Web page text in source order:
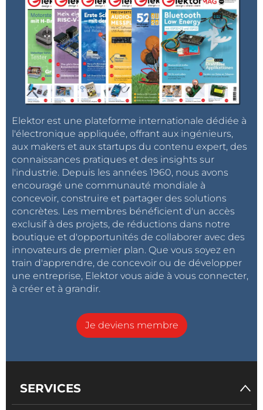
Elektor est une plateforme internationale dédiée à
l'électronique appliquée, offrant aux ingénieurs,
aux makers et aux startups du contenu expert, des
connaissances pratiques et des insights sur
l'industrie. Depuis les années 1960, nous avons
encouragé une communauté mondiale à
concevoir, construire et partager des solutions
concrètes. Les membres bénéficient d'un accès
exclusif à des projets, de réductions dans notre
boutique et d'opportunités de collaborer avec des
innovateurs de premier plan. Que vous soyez en
train d'apprendre, de concevoir ou de développer
une entreprise, Elektor vous aide à vous connecter,
à créer et à grandir.
Je deviens membre
SERVICES